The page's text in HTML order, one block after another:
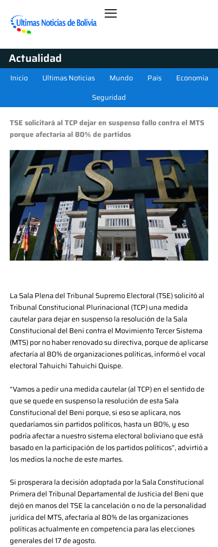
Actualidad
Inicio Ultimas Noticias Mundo País
Economía
Seguridad
TSE solicitará al TCP dejar en suspenso fallo contra el MTS
porque afectaría al 80% de partidos
La Sala Plena del Tribunal Supremo Electoral (TSE) solicitó al
Tribunal Constitucional Plurinacional (TCP) una medida
cautelar para dejar en suspenso la resolución de la Sala
Constitucional del Beni contra el Movimiento Tercer Sistema
(MTS) por no haber renovado su directiva, porque de aplicarse
afectaría al 80% de organizaciones políticas, informó el vocal
electoral Tahuichi Tahuichi Quispe.
“Vamos a pedir una medida cautelar (al TCP) en el sentido de
que se quede en suspenso la resolución de esta Sala
Constitucional del Beni porque, si eso se aplicara, nos
quedaríamos sin partidos políticos, hasta un 80%, y eso
podría afectar a nuestro sistema electoral boliviano que está
basado en la participación de los partidos políticos”, advirtió a
los medios la noche de este martes.
Si prosperara la decisión adoptada por la Sala Constitucional
Primera del Tribunal Departamental de Justicia del Beni que
dejó en manos del TSE la cancelación o no de la personalidad
jurídica del MTS, afectaría al 80% de las organizaciones
políticas actualmente en competencia para las elecciones
generales del 17 de agosto.